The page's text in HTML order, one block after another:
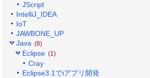
JScript
IntelliJ_IDEA
IoT
JAWBONE_UP
Java (8)
Eclipse (1)
Cray
Eclipse3.1でiアプリ開発